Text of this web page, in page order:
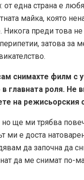
една страна е
майка, която
Никога преди това
затова за
снимахте филм с
главната роля. Не
на режисьорския
но ще ми трябва
ми е доста
да започна да
да ме снимат по-